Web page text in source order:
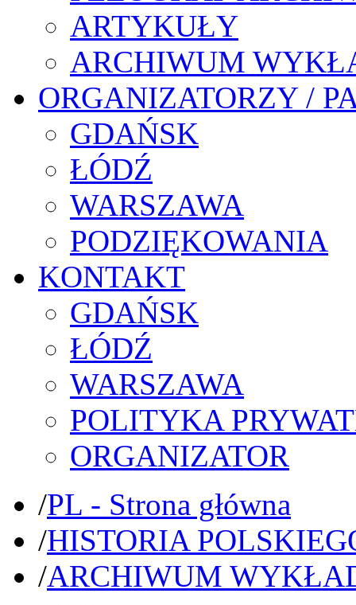
ARTYKUŁY
ARCHIWUM
ORGANIZATORZY /
GDAŃSK
ŁÓDŹ
WARSZAWA
PODZIĘKOWANIA
KONTAKT
GDAŃSK
ŁÓDŹ
WARSZAWA
POLITYKA
ORGANIZATOR
/PL - Strona główna
/HISTORIA
/ARCHIWUM